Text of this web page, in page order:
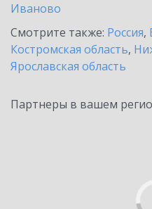
Иваново
Смотрите также: Россия,
Костромская область,
Ярославская область
Партнеры в вашем